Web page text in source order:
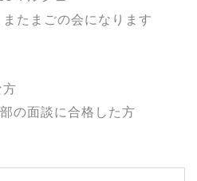
たまごの会になります
の面談に合格した方